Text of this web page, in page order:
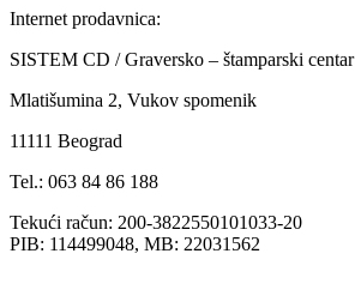
Internet prodavnica:
SISTEM CD / Graversko – štamparski centar
Mlatišumina 2, Vukov spomenik
11111 Beograd
Tel.: 063 84 86 188
Tekući račun: 200-3822550101033-20
PIB: 114499048, MB: 22031562